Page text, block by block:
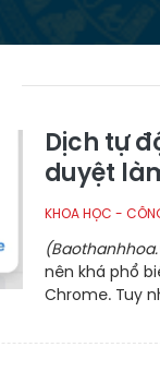
Dịch tự
duyệt
KHOA HỌC -
nên khá phổ
Chrome. Tuy